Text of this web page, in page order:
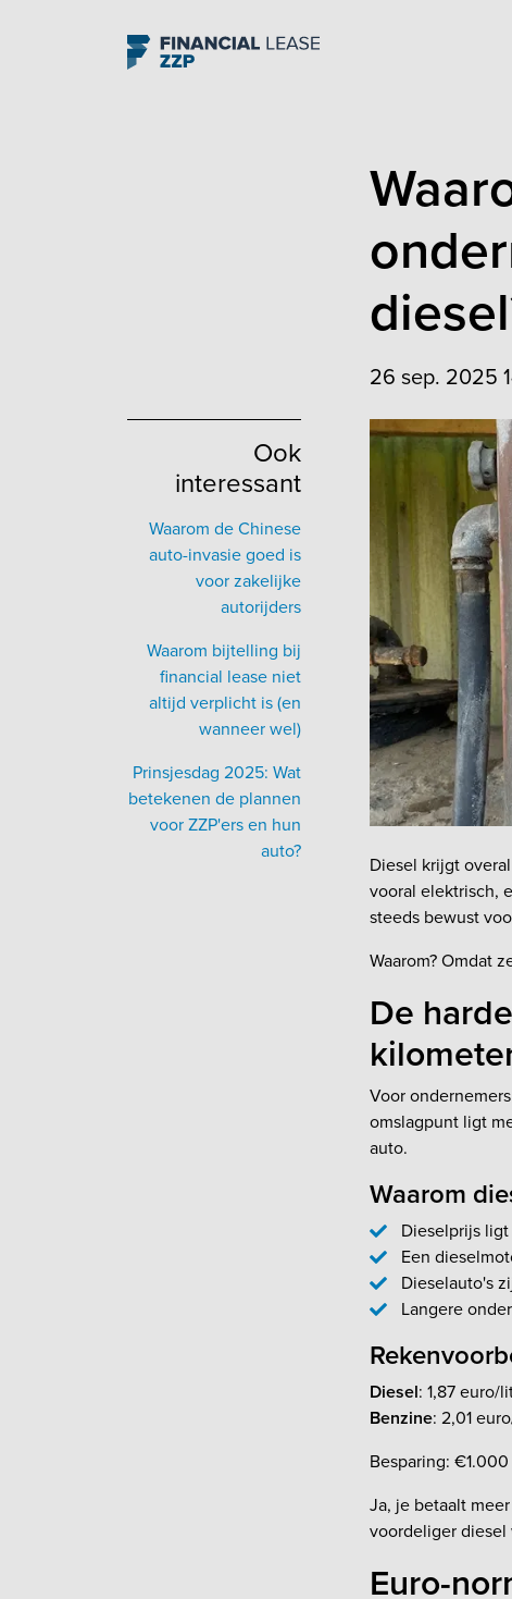
Navigation
26 sep. 2025
Ook
interessant
Waarom de Chinese
auto-invasie goed is
voor zakelijke
autorijders
Waarom bijtelling bij
financial lease niet
altijd verplicht is (en
wanneer wel)
Prinsjesdag 2025: Wat
betekenen de plannen
voor ZZP'ers en hun
auto?
Diesel krijgt
vooral elektrisch,
steeds bewust
Waarom? Omdat
De
Voor
omslagpunt ligt
auto.
Waarom
Dieselprijs
Een
Dieselauto's
Langere
Diesel: 1,87 euro/
Benzine: 2,01
Besparing:
Ja, je betaalt
voordeliger
Euro-